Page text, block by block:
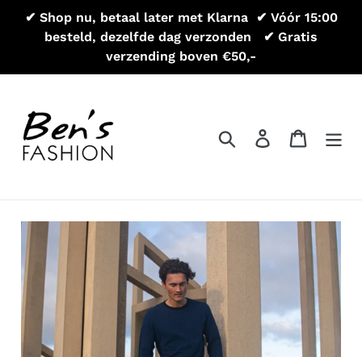
Meteen
inhoud
✔ Shop nu, betaal later met Klarna ㅤㅤㅤ ✔ Vóór 15:00
besteld, dezelfde dag verzonden ㅤ ㅤㅤ ✔ Gratis
verzending boven €50,-
ZoekenAanmelden